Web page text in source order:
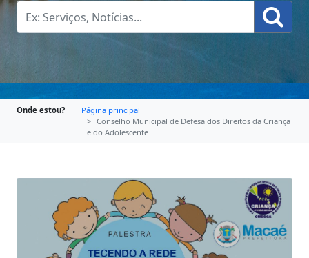
Onde estou?
Página principal
Conselho Municipal de Defesa dos Direitos da Criança
e do Adolescente